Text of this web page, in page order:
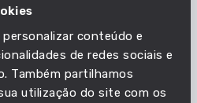
conteúdo e
de redes sociais e
Também partilhamos
utilização do site com os
esta
essencial?